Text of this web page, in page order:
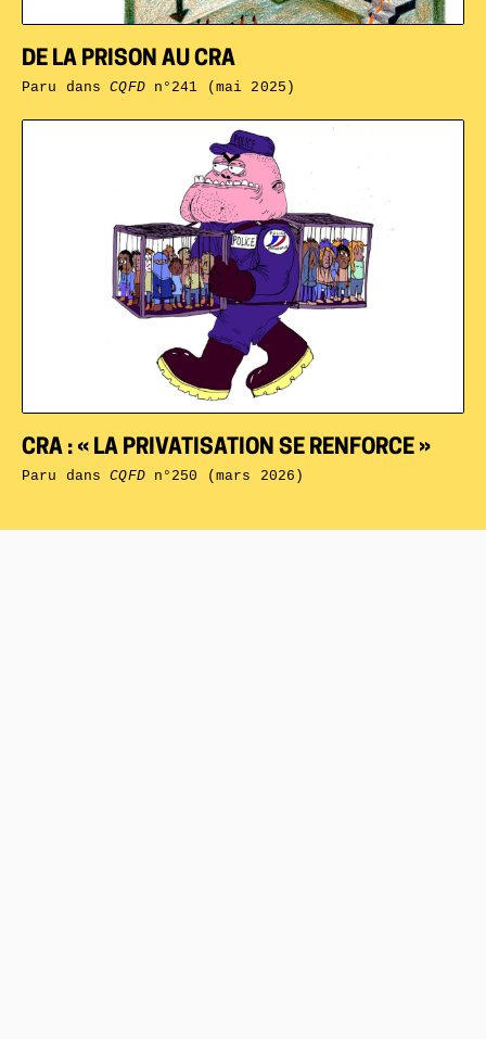
CRA : « LA PRIVATISATION SE RENFORCE »
Paru dansCQFDn°250 (mars 2026)
DE LA PRISON AU CRA
Paru dansCQFDn°241 (mai 2025)